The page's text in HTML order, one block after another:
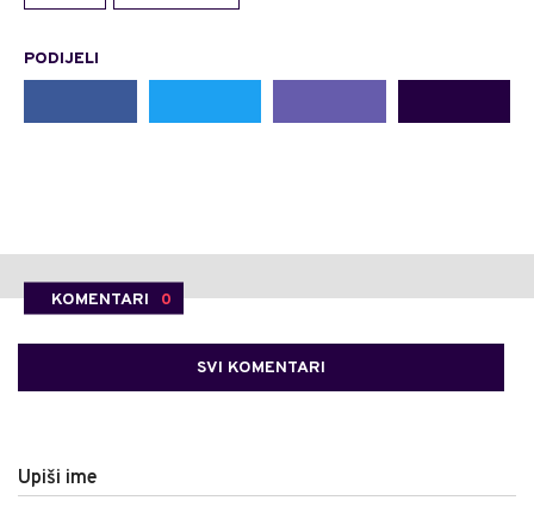
PODIJELI
KOMENTARI 0
SVI KOMENTARI
Upiši ime